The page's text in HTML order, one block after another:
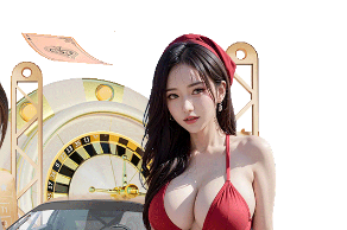
详情
文十级的他说了再见 安赛龙宣